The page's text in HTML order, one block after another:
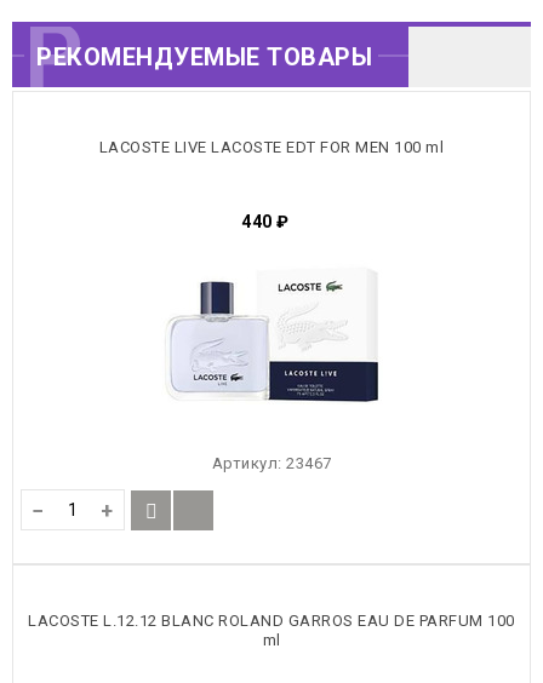
РЕКОМЕНДУЕМЫЕ
ТОВАРЫ
РЕКОМЕНДУЕМЫЕ ТОВАРЫ
LACOSTE LIVE LACOSTE EDT FOR MEN 100 ml
440 ₽
Артикул: 23467
− +
LACOSTE L.12.12 BLANC ROLAND GARROS EAU DE PARFUM 100
ml